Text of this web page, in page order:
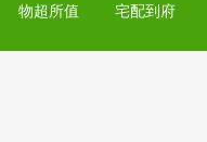
物超所值 宅配到府